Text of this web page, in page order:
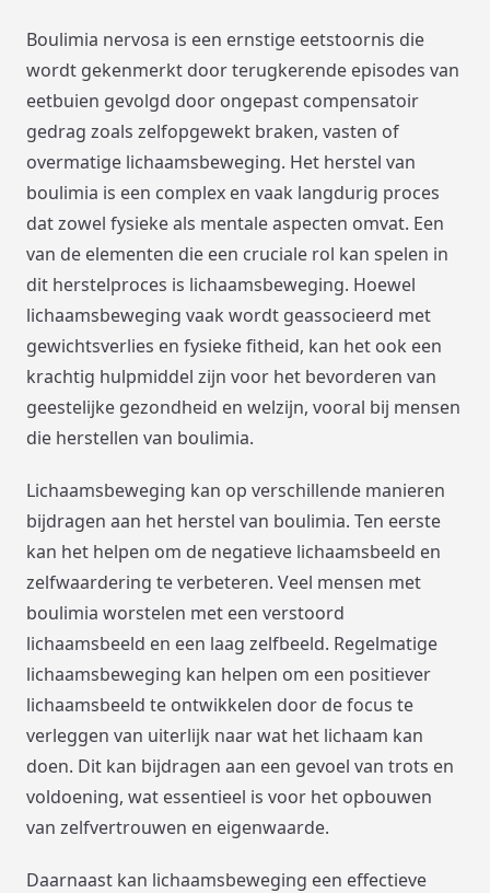
Boulimia nervosa is een ernstige eetstoornis die
wordt gekenmerkt door terugkerende episodes van
eetbuien gevolgd door ongepast compensatoir
gedrag zoals zelfopgewekt braken, vasten of
overmatige lichaamsbeweging. Het herstel van
boulimia is een complex en vaak langdurig proces
dat zowel fysieke als mentale aspecten omvat. Een
van de elementen die een cruciale rol kan spelen in
dit herstelproces is lichaamsbeweging. Hoewel
lichaamsbeweging vaak wordt geassocieerd met
gewichtsverlies en fysieke fitheid, kan het ook een
krachtig hulpmiddel zijn voor het bevorderen van
geestelijke gezondheid en welzijn, vooral bij mensen
die herstellen van boulimia.
Lichaamsbeweging kan op verschillende manieren
bijdragen aan het herstel van boulimia. Ten eerste
kan het helpen om de negatieve lichaamsbeeld en
zelfwaardering te verbeteren. Veel mensen met
boulimia worstelen met een verstoord
lichaamsbeeld en een laag zelfbeeld. Regelmatige
lichaamsbeweging kan helpen om een positiever
lichaamsbeeld te ontwikkelen door de focus te
verleggen van uiterlijk naar wat het lichaam kan
doen. Dit kan bijdragen aan een gevoel van trots en
voldoening, wat essentieel is voor het opbouwen
van zelfvertrouwen en eigenwaarde.
Daarnaast kan lichaamsbeweging een effectieve